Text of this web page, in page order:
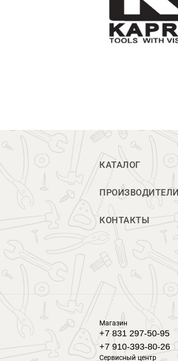
КАТАЛОГ
ПРОИЗВОДИТЕЛИ
КОНТАКТЫ
Магазин
+7 831 297-50-95
+7 910-393-80-26
Сервисный центр